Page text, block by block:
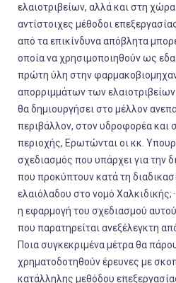
ελαιοτριβείων, αλλά και στη
αντίστοιχες μέθοδοι
από τα επικίνδυνα απόβλητα
οποία να χρησιμοποιηθούν ως
πρώτη ύλη στην
απορριμμάτων των ελαιοτριβείων
θα δημιουργήσει στο μέλλον
περιβάλλον, στον υδροφορέα και
περιοχής, Ερωτώνται οι κκ.
σχεδιασμός που υπάρχει για την
που προκύπτουν κατά τη
ελαιόλαδου στο νομό Χαλκιδικής; ·
η εφαρμογή του σχεδιασμού
που παρατηρείται ανεξέλεγκτη
Ποια συγκεκριμένα μέτρα θα
χρηματοδοτηθούν έρευνες με
κατάλληλης μεθόδου